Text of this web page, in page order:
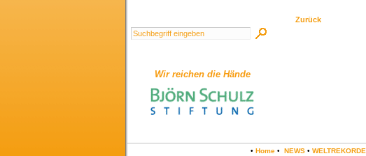
Wir reichen die Hände
Zurück
• Home • NEWS • WELTREKORDE